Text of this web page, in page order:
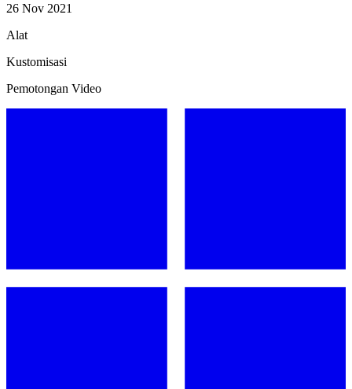
26 Nov 2021
Alat
Kustomisasi
Pemotongan Video